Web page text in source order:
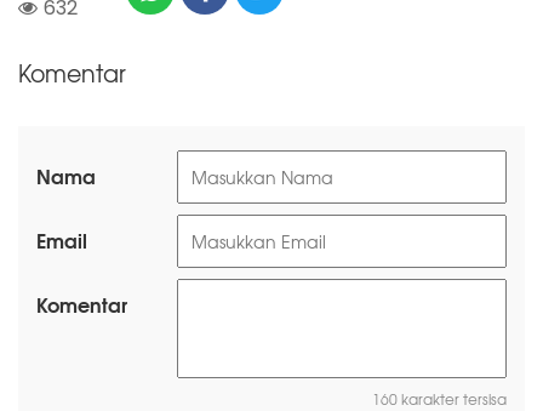
632
Komentar
Nama
Email
Komentar
160 karakter tersisa